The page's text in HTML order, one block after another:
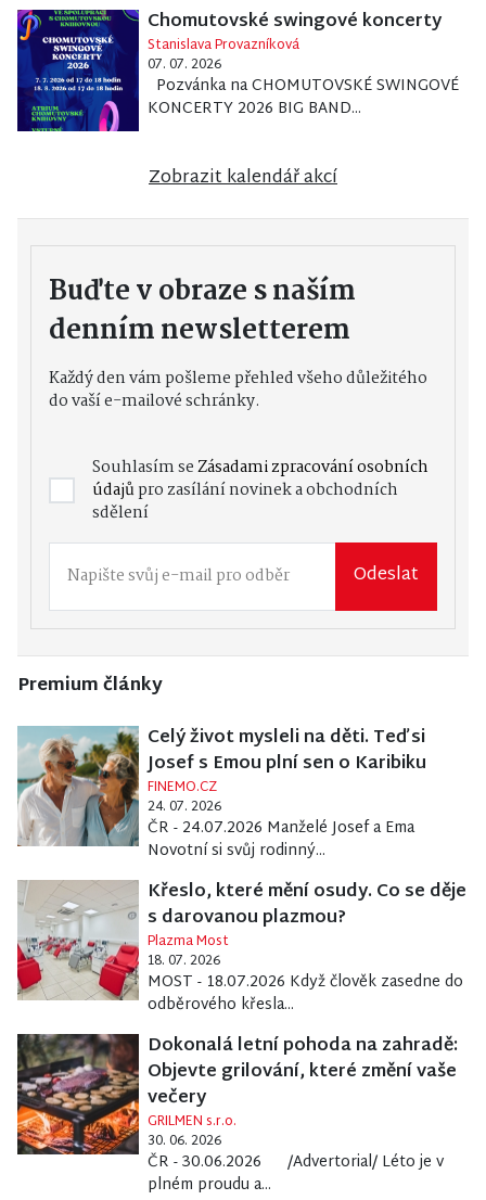
Chomutovské swingové koncerty
Stanislava Provazníková
07. 07. 2026
Pozvánka na CHOMUTOVSKÉ SWINGOVÉ
KONCERTY 2026 BIG BAND...
Zobrazit kalendář akcí
Buďte v obraze s naším
denním newsletterem
Každý den vám pošleme přehled všeho důležitého
do vaší e-mailové schránky.
Souhlasím seZásadami zpracování osobních
údajůpro zasílání novinek a obchodních
sdělení
Odeslat
Premium články
Celý život mysleli na děti. Teď si
Josef s Emou plní sen o Karibiku
FINEMO.CZ
24. 07. 2026
ČR - 24.07.2026 Manželé Josef a Ema
Novotní si svůj rodinný...
Křeslo, které mění osudy. Co se děje
s darovanou plazmou?
Plazma Most
18. 07. 2026
MOST - 18.07.2026 Když člověk zasedne do
odběrového křesla...
Dokonalá letní pohoda na zahradě:
Objevte grilování, které změní vaše
večery
GRILMEN s.r.o.
30. 06. 2026
ČR - 30.06.2026 /Advertorial/ Léto je v
plném proudu a...